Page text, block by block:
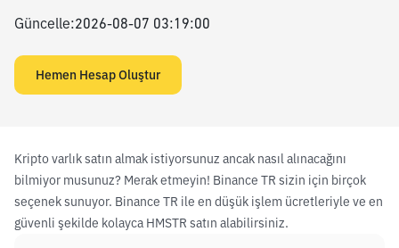
Güncelle:2026-08-07 03:19:00
Hemen Hesap Oluştur
Kripto varlık satın almak istiyorsunuz ancak nasıl alınacağını
bilmiyor musunuz? Merak etmeyin! Binance TR sizin için birçok
seçenek sunuyor. Binance TR ile en düşük işlem ücretleriyle ve en
güvenli şekilde kolayca HMSTR satın alabilirsiniz.